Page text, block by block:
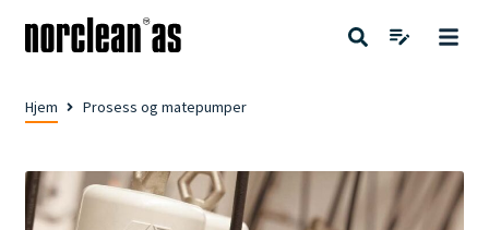
Hjem Prosess og matepumper